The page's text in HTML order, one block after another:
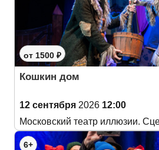
от 1500 ₽
Кошкин дом
12 сентября 2026 12:00
Московский театр иллюзии.
6+